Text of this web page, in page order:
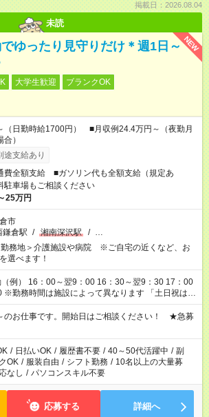
掲載日：2026.08.04
未読
NEW
ゆったり見守りだけ＊週1日～
大学生歓迎
ブランクOK
（日勤時給1700円） ■月収例24.4万円～（夜勤月
）
途支給あり
費全額支給 ■ガソリン代も全額支給（規定あ
車場もご相談ください
25万円
市
鎌倉駅 / 湘南深沢駅 / …
勤務地＞介護施設や病院 ※ご自宅の近くなど、お
選べます！
（例） 16：00～翌9：00 16：30～翌9：30 17：00
務時間は施設によって異なります 「土日祝は休
っかり稼ぎたい」 「もう少し遅い時間から始めた
望にあったお仕事をご案内いたします。 ※未経験
1～2ヶ月間は日中での仕事を経験いただき、 お
夜勤になります。 ★家庭の都合でお休みが
遠慮なくご相談ください。
のお仕事です。開始日はご相談ください！ ★急募
/ 日払いOK / 履歴書不要 / 40～50代活躍中 / 副
OK / 服装自由 / シフト勤務 / 10名以上の大量募
なし / パソコンスキル不要
応募する 詳細へ